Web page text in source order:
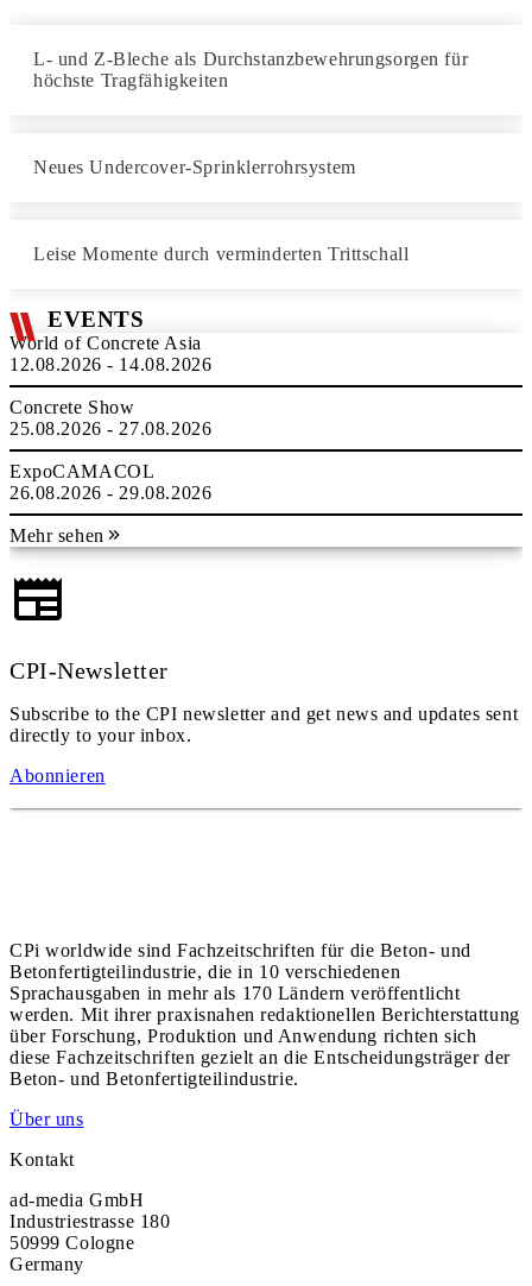
L- und Z-Bleche als Durchstanzbewehrungsorgen für
höchste Tragfähigkeiten
Neues Undercover-Sprinklerrohrsystem
Leise Momente durch verminderten Trittschall
EVENTS
World of Concrete Asia
12.08.2026 - 14.08.2026
Concrete Show
25.08.2026 - 27.08.2026
ExpoCAMACOL
26.08.2026 - 29.08.2026
Mehr sehen
CPI-Newsletter
Subscribe to the CPI newsletter and get news and updates sent
directly to your inbox.
Abonnieren
CPi worldwide sind Fachzeitschriften für die Beton- und
Betonfertigteilindustrie, die in 10 verschiedenen
Sprachausgaben in mehr als 170 Ländern veröffentlicht
werden. Mit ihrer praxisnahen redaktionellen Berichterstattung
über Forschung, Produktion und Anwendung richten sich
diese Fachzeitschriften gezielt an die Entscheidungsträger der
Beton- und Betonfertigteilindustrie.
Über uns
Kontakt
ad-media GmbH
Industriestrasse 180
50999 Cologne
Germany